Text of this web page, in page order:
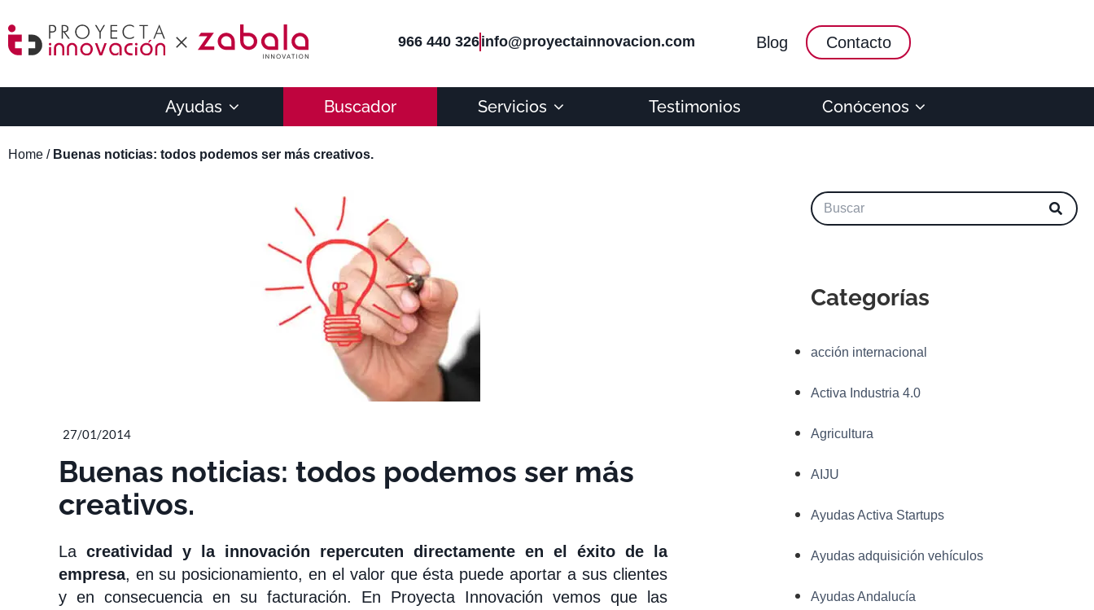
966 440 326info@proyectainnovacion.com Blog Contacto
Ayudas Buscador Servicios Testimonios Conócenos
Home / Buenas noticias: todos podemos ser más creativos.
27/01/2014
Buenas noticias: todos podemos ser más
creativos.
La creatividad y la innovación repercuten directamente en el éxito de la
empresa, en su posicionamiento, en el valor que ésta puede aportar a sus clientes
y en consecuencia en su facturación. En Proyecta Innovación vemos que las
Categorías
acción internacional
Activa Industria 4.0
Agricultura
AIJU
Ayudas Activa Startups
Ayudas adquisición vehículos
Ayudas Andalucía